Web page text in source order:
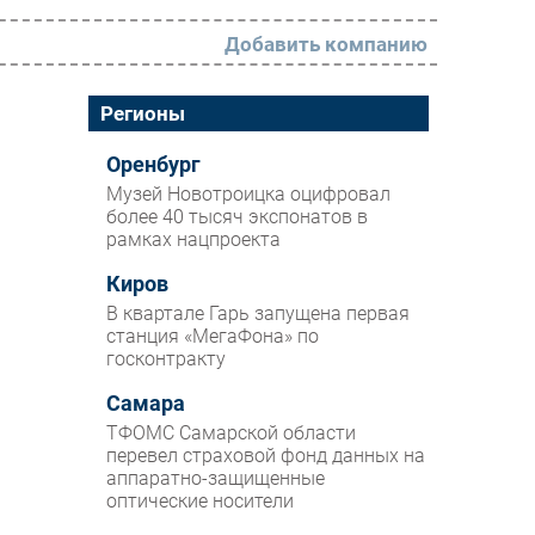
РАЗДЕЛЫ
Новости
Аналитика
Интервью
Мероприятия
Проекты
IT класс
Тестовый стенд
Каталог компаний
Добавить компанию
Регионы
Оренбург
Музей Новотроицка оцифровал
более 40 тысяч экспонатов в
рамках нацпроекта
Киров
В квартале Гарь запущена первая
станция «МегаФона» по
госконтракту
Самара
ТФОМС Самарской области
перевел страховой фонд данных на
аппаратно-защищенные
оптические носители